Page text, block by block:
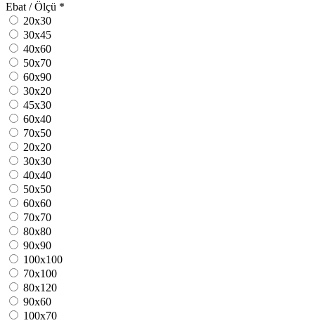
Ebat / Ölçü *
20x30
30x45
40x60
50x70
60x90
30x20
45x30
60x40
70x50
20x20
30x30
40x40
50x50
60x60
70x70
80x80
90x90
100x100
70x100
80x120
90x60
100x70